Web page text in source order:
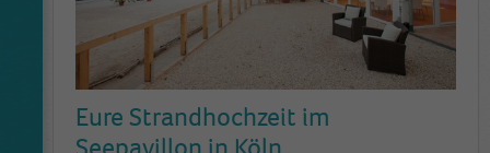
Eure Strandhochzeit im